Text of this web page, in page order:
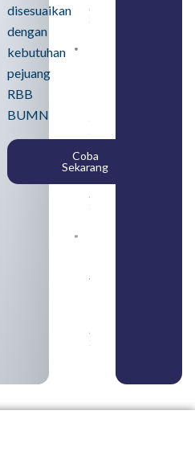
disesuaikan
dengan
kebutuhan
pejuang
RBB
BUMN
Coba
Sekarang
August 6,
2026
SMA
Syarat,
Posisi,
dan
Cara
Daftar
August 5,
2026
yang
August 4,
2026